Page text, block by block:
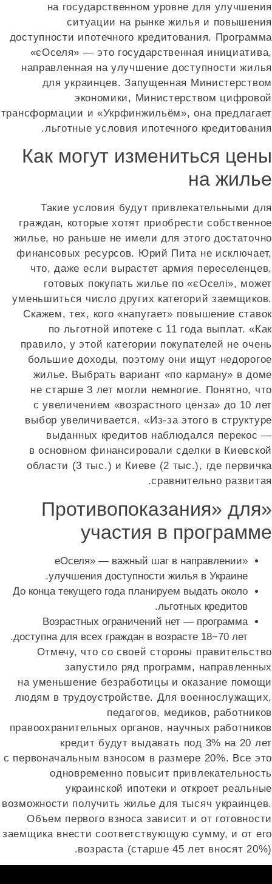
на государственном уровне для улучшения
ситуации на рынке жилья и повышения
доступности ипотечного кредитования. Программа
«єОселя» — это государственная инициатива,
направленная на улучшение доступности жилья
для украинцев. Запущенная Министерством
экономики, Министерством цифровой
трансформации и «Укрфинжильём», она предлагает
льготные условия ипотечного кредитования.
Как могут измениться цены
на жилье
Такие условия будут привлекательными для
граждан, которые хотят приобрести собственное
жилье, но раньше не имели для этого достаточно
финансовых ресурсов. Юрий Пита не исключает,
что, даже если вырастет армия переселенцев,
готовых покупать жилье по «єОселі», может
уменьшиться число других категорий заемщиков.
Скажем, тех, кого «напугает» повышение ставок
по льготной ипотеке с 11 года выплат. «Как
правило, у этой категории покупателей не очень
большие доходы, поэтому они ищут недорогое
жилье. Выбрать вариант «по карману» в доме
не старше 3 лет могли немногие. Понятно, что
с увеличением «возрастного ценза» до 10 лет
выбор увеличивается. «Из-за этого в структуре
выданных кредитов наблюдался перекос —
в основном финансировали сделки в Киевской
области (3 тыс.) и Киеве (2 тыс.), где первичка
сравнительно развитая.
«Противопоказания» для
участия в программе
«еОселя» — важный шаг в направлении
улучшения доступности жилья в Украине.
До конца текущего года планируем выдать около
льготных кредитов.
Возрастных ограничений нет — программа
доступна для всех граждан в возрасте 18−70 лет.
Отмечу, что со своей стороны правительство
запустило ряд программ, направленных
на уменьшение безработицы и оказание помощи
людям в трудоустройстве. Для военнослужащих,
педагогов, медиков, работников
правоохранительных органов, научных работников
кредит будут выдавать под 3% на 20 лет
с первоначальным взносом в размере 20%. Все это
одновременно повысит привлекательность
украинской ипотеки и откроет реальные
возможности получить жилье для тысяч украинцев.
Объем первого взноса зависит и от готовности
заемщика внести соответствующую сумму, и от его
возраста (старше 45 лет вносят 20%).